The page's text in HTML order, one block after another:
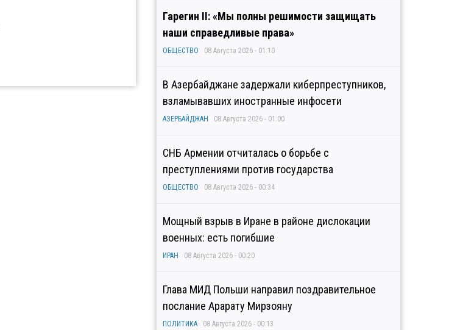
Гарегин II: «Мы полны решимости защищать
наши справедливые права»
ОБЩЕСТВО 08 Августа 2026 - 01:10
В Азербайджане задержали киберпреступников,
взламывавших иностранные инфосети
АЗЕРБАЙДЖАН 08 Августа 2026 - 01:00
СНБ Армении отчиталась о борьбе с
преступлениями против государства
ОБЩЕСТВО 08 Августа 2026 - 00:34
Мощный взрыв в Иране в районе дислокации
военных: есть погибшие
ИРАН 08 Августа 2026 - 00:20
Глава МИД Польши направил поздравительное
послание Арарату Мирзояну
ПОЛИТИКА 08 Августа 2026 - 00:13